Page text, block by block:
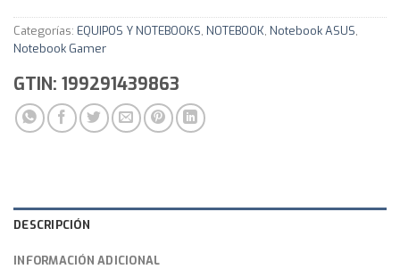
Categorías: EQUIPOS Y NOTEBOOKS, NOTEBOOK, Notebook ASUS,
Notebook Gamer
GTIN: 199291439863
DESCRIPCIÓN
INFORMACIÓN ADICIONAL